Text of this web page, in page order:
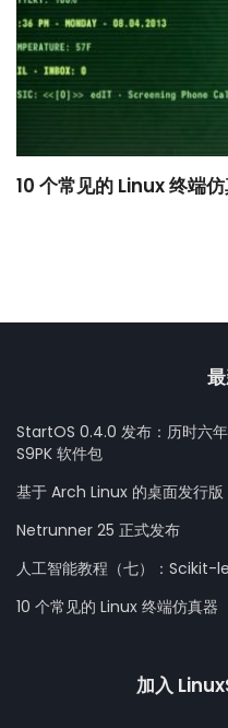
10 个常见的 Linux 终端
StartOS 0.4.0 发布：历时六
S9PK 软件包
基于 Arch Linux 的桌面发行
Netrunner 25 正式发布
人工智能教程（七）：Scikit-
10 个常见的 Linux 终端仿真器
加入